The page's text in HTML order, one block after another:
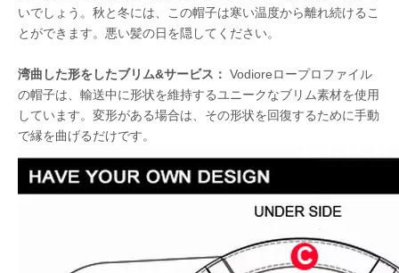
いでしょう。秋と冬には、この帽子は寒い温度から離れ続けるこ
とができます。悪い髪の日を隠してください。
湾曲した形をしたブリム&サービス： Vodioreロープロファイル
の帽子は、輸送中に形状を維持するユニークなブリム素材を使用
しています。変形がある場合は、その形状を回復するために手動
で縁を曲げるだけです。